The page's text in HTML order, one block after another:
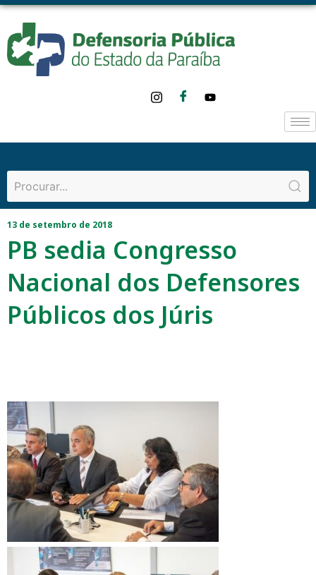
13 de setembro de 2018
PB sedia Congresso
Nacional dos Defensores
Públicos dos Júris